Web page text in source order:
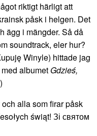
riktigt härligt att
påsk i helgen. Det
ägg i mängder. Så då
soundtrack, eler hur?
Winyle) hittade jag
albumet Gdzieś,
alla som firar påsk
świąt! Зі святом